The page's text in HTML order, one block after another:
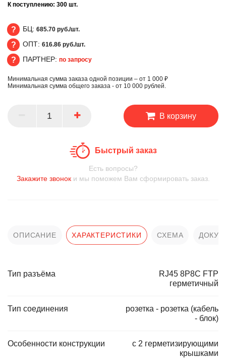
К поступлению: 300 шт.
БЦ
БЦ: 685.70 руб./шт.
ОПТ
ОПТ: 616.86 руб./шт.
ПАРТНЕР
ПАРТНЕР: по запросу
Минимальная сумма заказа одной позиции – от 1 000 ₽
Минимальная сумма общего заказа - от 10 000 рублей.
В корзину
Быстрый заказ
Есть вопросы?
Закажите звоноки мы поможем Вам сформировать заказ.
ОПИСАНИЕ ХАРАКТЕРИСТИКИ СХЕМА
Тип разъёма
RJ45 8P8C FTP
герметичный
Тип соединения
розетка - розетка (кабель
- блок)
Особенности конструкции
с 2 герметизирующими
крышками